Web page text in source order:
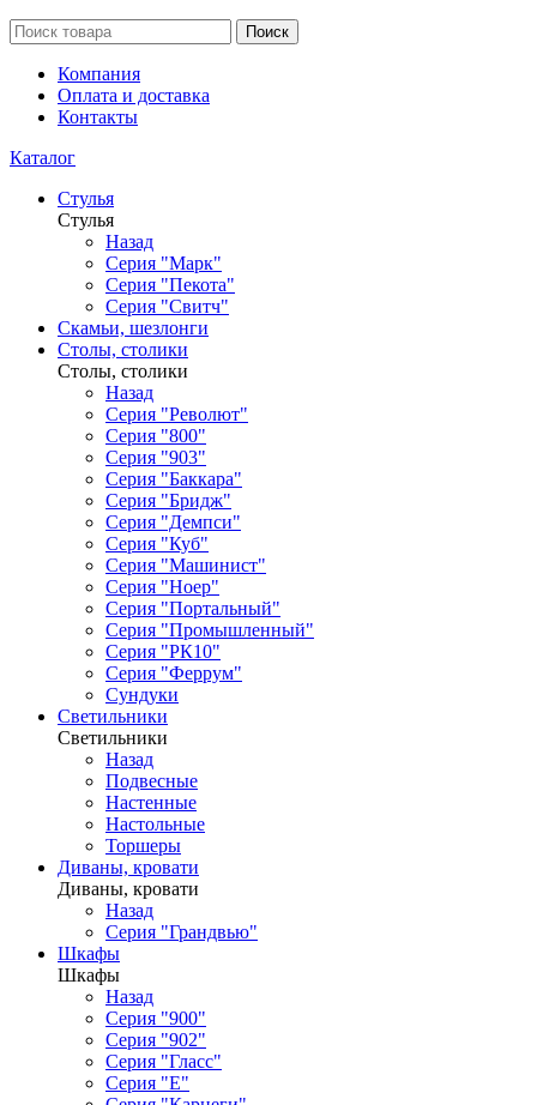
Поиск
Компания
Оплата и доставка
Контакты
Каталог
Стулья
Стулья
Назад
Серия "Марк"
Серия "Пекота"
Серия "Свитч"
Скамьи, шезлонги
Столы, столики
Столы, столики
Назад
Серия "Револют"
Серия "800"
Серия "903"
Серия "Баккара"
Серия "Бридж"
Серия "Демпси"
Серия "Куб"
Серия "Машинист"
Серия "Ноер"
Серия "Портальный"
Серия "Промышленный"
Серия "РК10"
Серия "Феррум"
Сундуки
Светильники
Светильники
Назад
Подвесные
Настенные
Настольные
Торшеры
Диваны, кровати
Диваны, кровати
Назад
Серия "Грандвью"
Шкафы
Шкафы
Назад
Серия "900"
Серия "902"
Серия "Гласс"
Серия "Е"